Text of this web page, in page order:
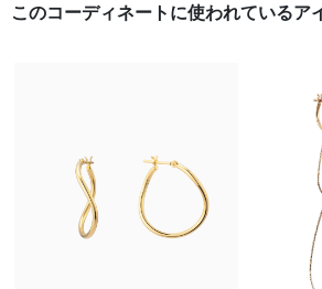
このコーディネートに使われているア